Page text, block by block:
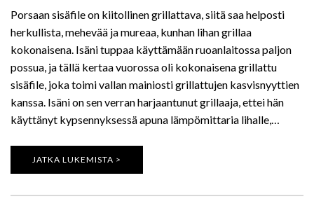
Porsaan sisäfile on kiitollinen grillattava, siitä saa helposti
herkullista, mehevää ja mureaa, kunhan lihan grillaa
kokonaisena. Isäni tuppaa käyttämään ruoanlaitossa paljon
possua, ja tällä kertaa vuorossa oli kokonaisena grillattu
sisäfile, joka toimi vallan mainiosti grillattujen kasvisnyyttien
kanssa. Isäni on sen verran harjaantunut grillaaja, ettei hän
käyttänyt kypsennyksessä apuna lämpömittaria lihalle,…
JATKA LUKEMISTA >